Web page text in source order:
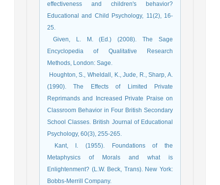
effectiveness and children's behavior?
Educational and Child Psychology, 11(2), 16-
25.
­ Given, L. M. (Ed.) (2008). The Sage
Encyclopedia of Qualitative Research
Methods, London: Sage.
­ Houghton, S., Wheldall, K., Jude, R., Sharp, A.
(1990). The Effects of Limited Private
Reprimands and Increased Private Praise on
Classroom Behavior in Four British Secondary
School Classes. British Journal of Educational
Psychology, 60(3), 255-265.
­ Kant, I. (1955). Foundations of the
Metaphysics of Morals and what is
Enlightenment? (L.W. Beck, Trans). New York:
Bobbs-Merrill Company.